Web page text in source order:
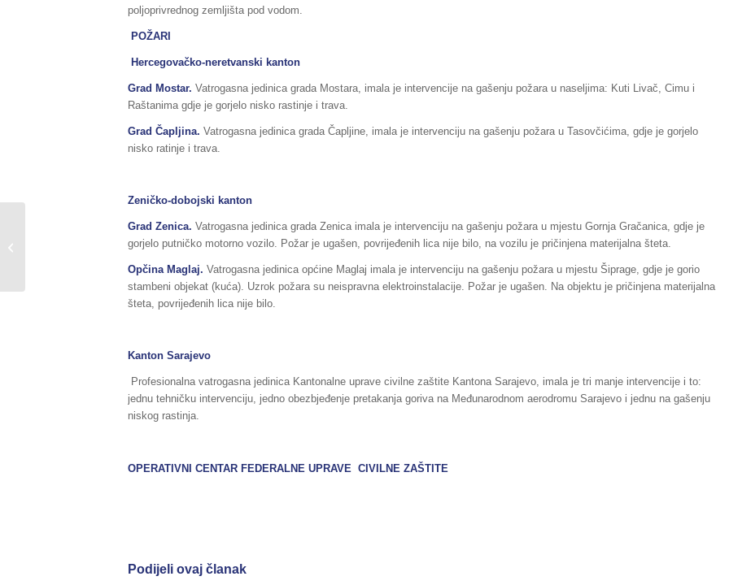
poljoprivrednog zemljišta pod vodom.
POŽARI
Hercegovačko-neretvanski kanton
Grad Mostar. Vatrogasna jedinica grada Mostara, imala je intervencije na gašenju požara u naseljima: Kuti Livač, Cimu i
Raštanima gdje je gorjelo nisko rastinje i trava.
Grad Čapljina. Vatrogasna jedinica grada Čapljine, imala je intervenciju na gašenju požara u Tasovčićima, gdje je gorjelo
nisko ratinje i trava.
Zeničko-dobojski kanton
Grad Zenica. Vatrogasna jedinica grada Zenica imala je intervenciju na gašenju požara u mjestu Gornja Gračanica, gdje je
gorjelo putničko motorno vozilo. Požar je ugašen, povrijeđenih lica nije bilo, na vozilu je pričinjena materijalna šteta.
Opčina Maglaj. Vatrogasna jedinica općine Maglaj imala je intervenciju na gašenju požara u mjestu Šiprage, gdje je gorio
stambeni objekat (kuća). Uzrok požara su neispravna elektroinstalacije. Požar je ugašen. Na objektu je pričinjena materijalna
šteta, povrijeđenih lica nije bilo.
Kanton Sarajevo
Profesionalna vatrogasna jedinica Kantonalne uprave civilne zaštite Kantona Sarajevo, imala je tri manje intervencije i to:
jednu tehničku intervenciju, jedno obezbjeđenje pretakanja goriva na Međunarodnom aerodromu Sarajevo i jednu na gašenju
niskog rastinja.
OPERATIVNI CENTAR FEDERALNE UPRAVE CIVILNE ZAŠTITE
Podijeli ovaj članak
Na 08. telefonskoj sjednici FŠCZ
donesen zaključak o raspodjeli